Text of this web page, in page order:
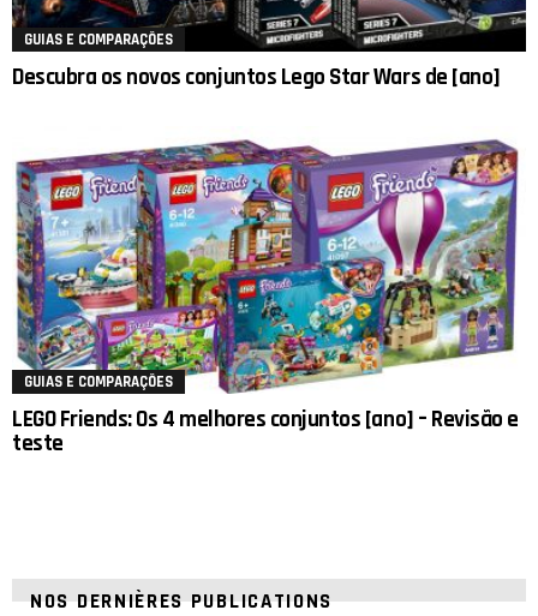
GUIAS E COMPARAÇÕES
Descubra os novos conjuntos Lego Star Wars de [ano]
GUIAS E COMPARAÇÕES
LEGO Friends: Os 4 melhores conjuntos [ano] – Revisão e
teste
NOS DERNIÈRES PUBLICATIONS